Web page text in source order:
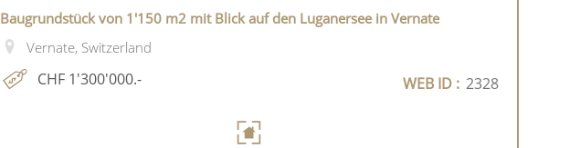
Baugrundstück von 1'150 m2 mit Blick auf den Luganersee in Vernate
Vernate, Switzerland
CHF 1'300'000.- WEB ID : 2328